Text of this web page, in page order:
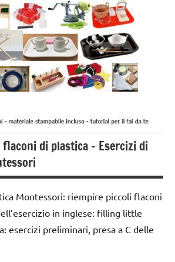
di plastica – Esercizi di
Montessori: riempire piccoli flaconi
in inglese: filling little
esercizi preliminari, presa a C delle